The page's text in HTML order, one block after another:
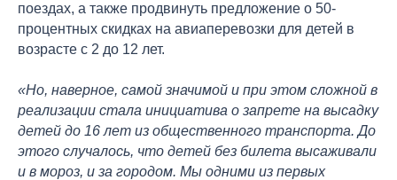
поездах, а также продвинуть предложение о 50-
процентных скидках на авиаперевозки для детей в
возрасте с 2 до 12 лет.
«Но, наверное, самой значимой и при этом сложной в
реализации стала инициатива о запрете на высадку
детей до 16 лет из общественного транспорта. До
этого случалось, что детей без билета высаживали
и в мороз, и за городом. Мы одними из первых